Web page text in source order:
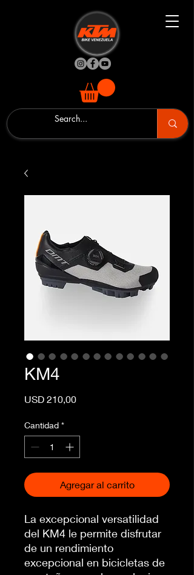
KM4
USD 210,00Precio
Cantidad *
Agregar al carrito
La excepcional versatilidad
del KM4 le permite disfrutar
de un rendimiento
excepcional en bicicletas de